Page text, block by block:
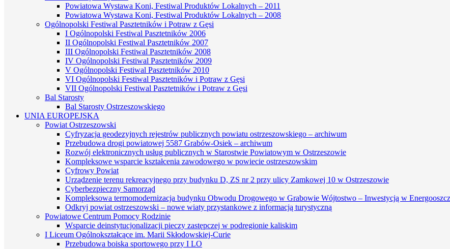
Powiatowa Wystawa Koni, Festiwal Produktów Lokalnych – 2011
Powiatowa Wystawa Koni, Festiwal Produktów Lokalnych – 2008
Ogólnopolski Festiwal Pasztetników i Potraw z Gęsi
I Ogólnopolski Festiwal Pasztetników 2006
II Ogólnopolski Festiwal Pasztetników 2007
III Ogólnopolski Festiwal Pasztetników 2008
IV Ogólnopolski Festiwal Pasztetników 2009
V Ogólnopolski Festiwal Pasztetników 2010
VI Ogólnopolski Festiwal Pasztetników i Potraw z Gęsi
VII Ogólnopolski Festiwal Pasztetników i Potraw z Gęsi
Bal Starosty
Bal Starosty Ostrzeszowskiego
UNIA EUROPEJSKA
Powiat Ostrzeszowski
Cyfryzacja geodezyjnych rejestrów publicznych powiatu ostrzeszowskiego – archiwum
Przebudowa drogi powiatowej 5587 Grabów-Osiek – archiwum
Rozwój elektronicznych usług publicznych w Starostwie Powiatowym w Ostrzeszowie
Kompleksowe wsparcie kształcenia zawodowego w powiecie ostrzeszowskim
Cyfrowy Powiat
Urządzenie terenu rekreacyjnego przy budynku D, ZS nr 2 przy ulicy Zamkowej 10 w Ostrzeszowie
Cyberbezpieczny Samorząd
Kompleksowa termomodernizacja budynku Obwodu Drogowego w Grabowie Wójtostwo – Inwestycją w
Odkryj powiat ostrzeszowski – nowe wiaty przystankowe z informacją turystyczną
Powiatowe Centrum Pomocy Rodzinie
Wsparcie deinstytucjonalizacji pieczy zastępczej w podregionie kaliskim
I Liceum Ogólnokształcące im. Marii Skłodowskiej-Curie
Przebudowa boiska sportowego przy I LO